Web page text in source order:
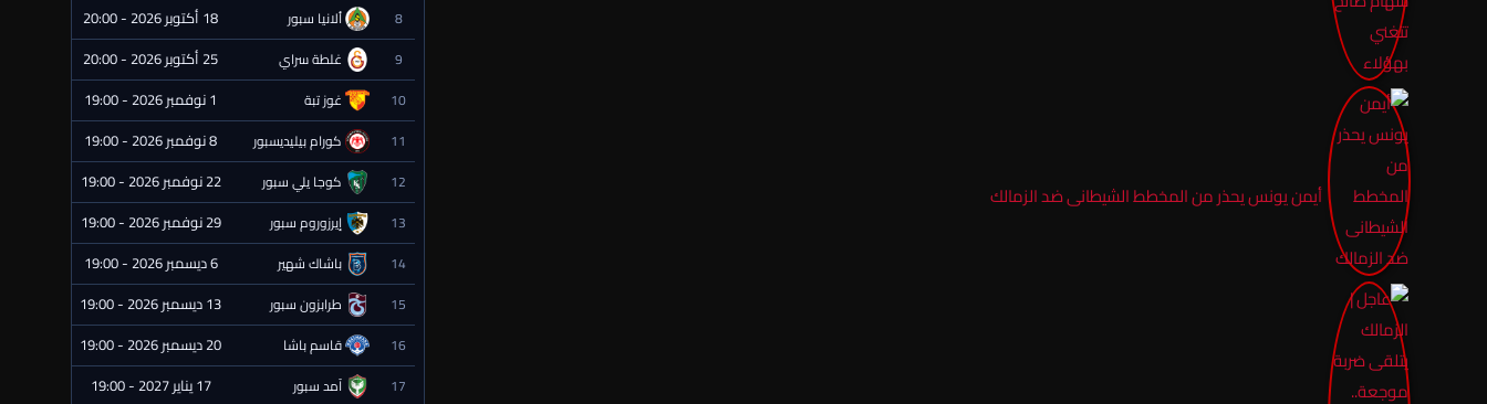
أيمن يونس يحذر من المخطط الشيطانى ضد الزمالك
8 ألانيا سبور 18 أكتوبر 2026 - 20:00
9 غلطة سراي 25 أكتوبر 2026 - 20:00
10 غوز تبة 1 نوفمبر 2026 - 19:00
11 كورام بيليديسبور 8 نوفمبر 2026 - 19:00
12 كوجا يلي سبور 22 نوفمبر 2026 - 19:00
13 إيرزوروم سبور 29 نوفمبر 2026 - 19:00
14 باشاك شهير 6 ديسمبر 2026 - 19:00
15 طرابزون سبور 13 ديسمبر 2026 - 19:00
16 قاسم باشا 20 ديسمبر 2026 - 19:00
17 آمد سبور 17 يناير 2027 - 19:00